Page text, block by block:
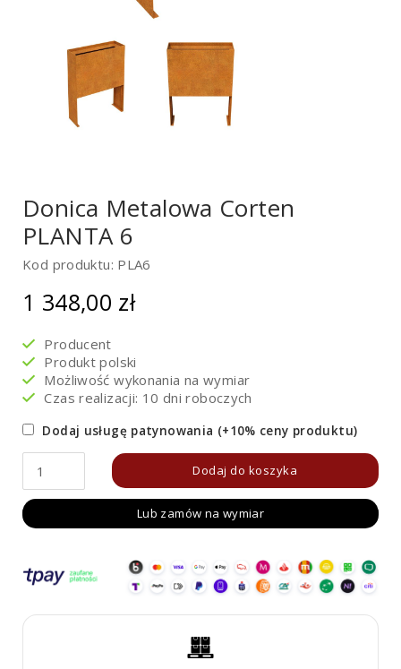
Donica Metalowa Corten
PLANTA 6
Kod produktu: PLA6
1 348,00 zł
Producent
Produkt polski
Możliwość wykonania na wymiar
Czas realizacji: 10 dni roboczych
Dodaj usługę patynowania (+10% ceny produktu)
ilość
Donica
Metalowa
PLANTA
Dodaj do koszyka
Lub zamów na wymiar